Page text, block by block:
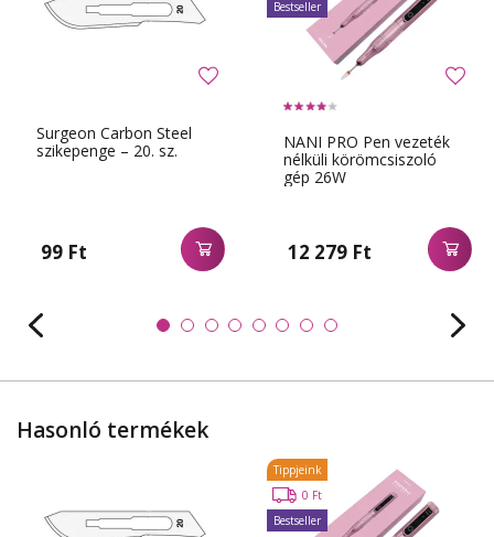
Surgeon Carbon Steel
szikepenge – 20. sz.
99 Ft
NANI PRO Pen vezeték
nélküli körömcsiszoló
gép 26W
12 279 Ft
Bestseller
Hasonló termékek
Tippjeink
0 Ft
Bestseller